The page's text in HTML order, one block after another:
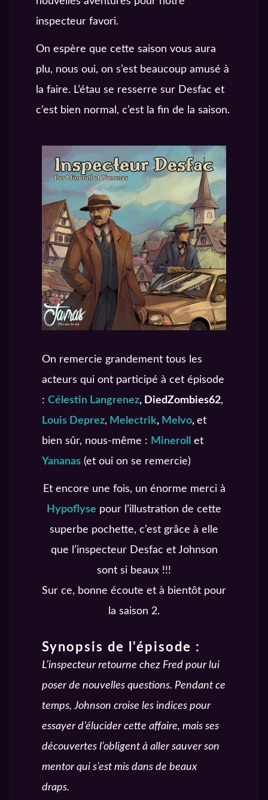
inspecteur favori.
On espère que cette saison vous aura
plu, nous oui, on s’est beaucoup amusé à
la faire. L’étau se resserre sur Desfac et
c’est bien normal, c’est la fin de la saison.
On remercie grandement tous les
acteurs qui ont participé à cet épisode
: Célestin Langrenez, DiedZombies62,
Louis Deprez, Melectrik, Melvo, et
bien sûr, nous-même : Mineroll
et
Yananas (et oui on se remercie)
Et encore une fois, un énorme merci à
Hypoflyse pour l’illustration de cette
superbe pochette, c’est grâce à elle
que l’inspecteur Desfac et Johnson
sont si beaux !!!
Sur ce, bonne écoute et à bientôt pour
la saison 2.
Synopsis de l'épisode :
L’inspecteur retourne chez Fred pour lui
poser de nouvelles questions. Pendant ce
temps, Johnson croise les indices pour
essayer d’élucider cette affaire, mais ses
découvertes l’obligent à aller sauver son
mentor qui s’est mis dans de beaux
draps.